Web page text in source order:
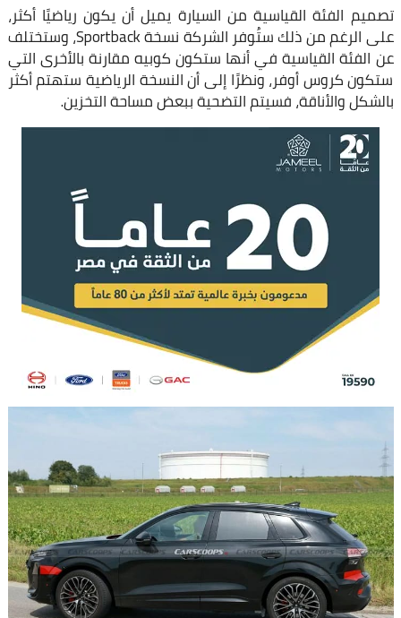
تصميم الفئة القياسية من السيارة يميل أن يكون رياضيًا أكثر،
على الرغم من ذلك ستُوفر الشركة نسخة Sportback، وستختلف
عن الفئة القياسية في أنها ستكون كوبيه مقارنة بالأخرى التي
ستكون كروس أوفر، ونظرًا إلى أن النسخة الرياضية ستهتم أكثر
بالشكل والأناقة، فسيتم التضحية ببعض مساحة التخزين.